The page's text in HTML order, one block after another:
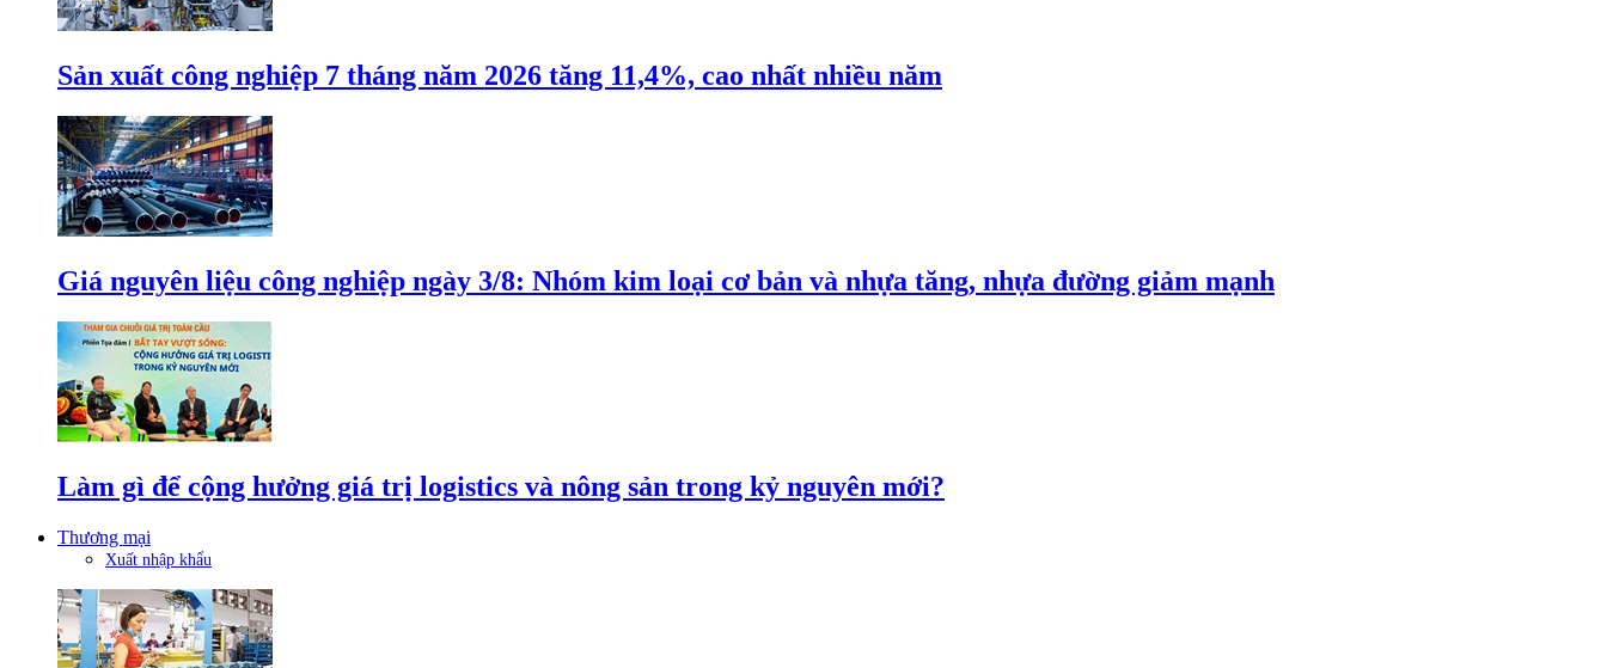
Sản xuất công nghiệp 7 tháng năm 2026 tăng 11,4%, cao nhất nhiều năm
Giá nguyên liệu công nghiệp ngày 3/8: Nhóm kim loại cơ bản và nhựa tăng, nhựa đường giảm mạnh
Làm gì để cộng hưởng giá trị logistics và nông sản trong kỷ nguyên mới?
Thương mại
Xuất nhập khẩu